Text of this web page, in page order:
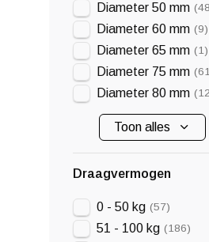
Diameter 50 mm
Diameter 60 mm (9)
Diameter 65 mm (1)
Diameter 75 mm
Diameter 80 mm
Toon alles
Draagvermogen
0 - 50 kg (57)
51 - 100 kg (186)